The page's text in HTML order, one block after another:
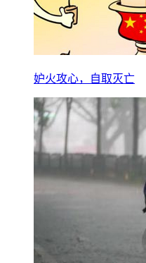
妒火攻心，自取灭亡